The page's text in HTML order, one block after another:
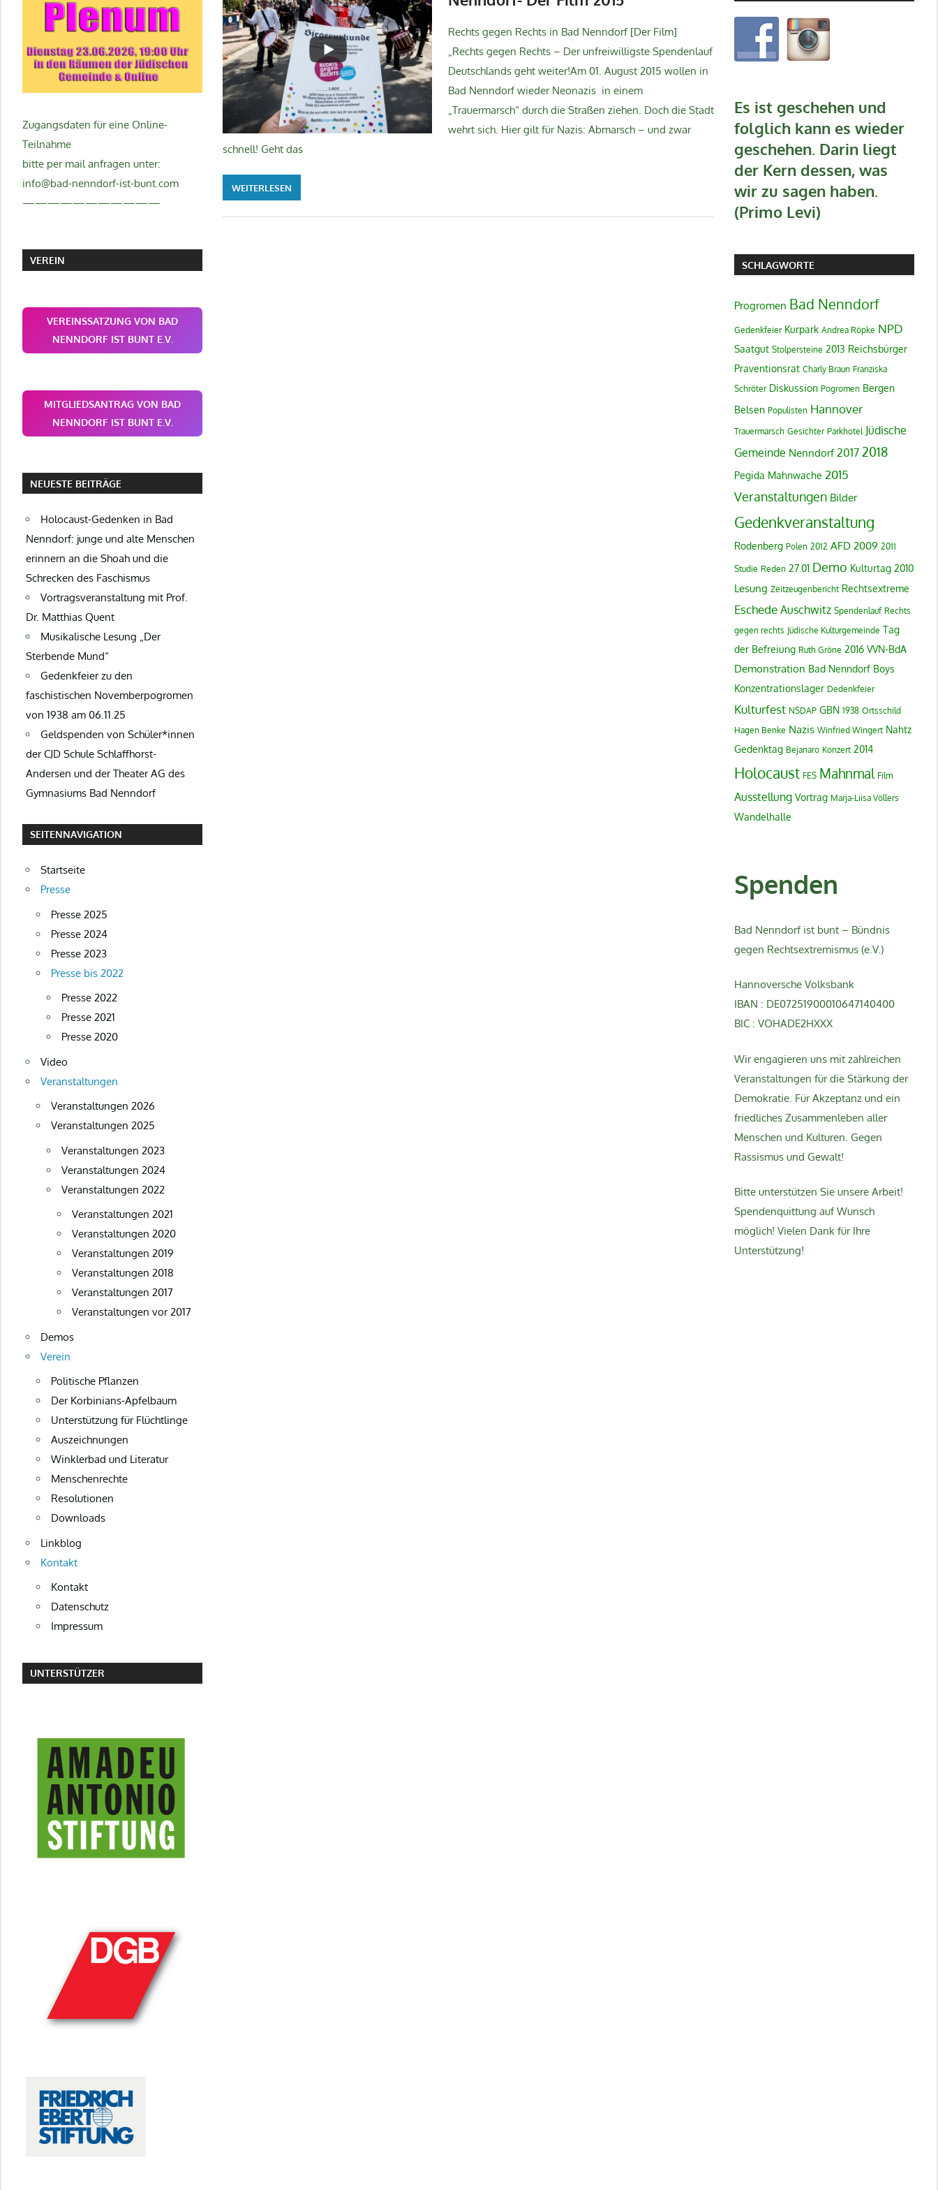
Rechts gegen Rechts in Bad Nenndorf [Der Film]
„Rechts gegen Rechts – Der unfreiwilligste Spendenlauf
Deutschlands geht weiter!Am 01. August 2015 wollen in
Bad Nenndorf wieder Neonazis in einem
„Trauermarsch“ durch die Straßen ziehen. Doch die Stadt
wehrt sich. Hier gilt für Nazis: Abmarsch – und zwar
schnell! Geht das
WEITERLESEN
Zugangsdaten für eine Online-
Teilnahme
bitte per mail anfragen unter:
info@bad-nenndorf-ist-bunt.com
———————————
VEREIN
VEREINSSATZUNG VON BAD
NENNDORF IST BUNT E.V.
MITGLIEDSANTRAG VON BAD
NENNDORF IST BUNT E.V.
NEUESTE BEITRÄGE
Holocaust-Gedenken in Bad
Nenndorf: junge und alte Menschen
erinnern an die Shoah und die
Schrecken des Faschismus
Vortragsveranstaltung mit Prof.
Dr. Matthias Quent
Musikalische Lesung „Der
Sterbende Mund“
Gedenkfeier zu den
faschistischen Novemberpogromen
von 1938 am 06.11.25
Geldspenden von Schüler*innen
der CJD Schule Schlaffhorst-
Andersen und der Theater AG des
Gymnasiums Bad Nenndorf
SEITENNAVIGATION
Startseite
Presse
Presse 2025
Presse 2024
Presse 2023
Presse bis 2022
Presse 2022
Presse 2021
Presse 2020
Video
Veranstaltungen
Veranstaltungen 2026
Veranstaltungen 2025
Veranstaltungen 2023
Veranstaltungen 2024
Veranstaltungen 2022
Veranstaltungen 2021
Veranstaltungen 2020
Veranstaltungen 2019
Veranstaltungen 2018
Veranstaltungen 2017
Veranstaltungen vor 2017
Demos
Verein
Politische Pflanzen
Der Korbinians-Apfelbaum
Unterstützung für Flüchtlinge
Auszeichnungen
Winklerbad und Literatur
Menschenrechte
Resolutionen
Downloads
Linkblog
Kontakt
Kontakt
Datenschutz
Impressum
UNTERSTÜTZER
Es ist geschehen und
folglich kann es wieder
geschehen. Darin liegt
der Kern dessen, was
wir zu sagen haben.
(Primo Levi)
SCHLAGWORTE
Progromen Bad Nenndorf
Gedenkfeier Kurpark Andrea Röpke NPD
Saatgut Stolpersteine 2013 Reichsbürger
Praventionsrat Charly Braun Franziska
Schröter Diskussion Pogromen Bergen
Belsen Populisten Hannover
Trauermarsch Gesichter Parkhotel Jüdische
Gemeinde Nenndorf 2017 2018
Pegida Mahnwache 2015
Veranstaltungen Bilder
Gedenkveranstaltung
Rodenberg Polen 2012 AFD 2009 2011
Studie Reden 27.01 Demo Kulturtag 2010
Lesung Zeitzeugenbericht Rechtsextreme
Eschede Auschwitz Spendenlauf Rechts
gegen rechts Jüdische Kulturgemeinde Tag
der Befreiung Ruth Gröne 2016 VVN-BdA
Demonstration Bad Nenndorf Boys
Konzentrationslager Dedenkfeier
Kulturfest NSDAP GBN 1938 Ortsschild
Hagen Benke Nazis Winfried Wingert Nahtz
Gedenktag Bejanaro Konzert 2014
Holocaust FES Mahnmal Film
Ausstellung Vortrag Marja-Liisa Völlers
Wandelhalle
Spenden
Bad Nenndorf ist bunt – Bündnis
gegen Rechtsextremismus (e.V.)
Hannoversche Volksbank
IBAN : DE07251900010647140400
BIC : VOHADE2HXXX
Wir engagieren uns mit zahlreichen
Veranstaltungen für die Stärkung der
Demokratie. Für Akzeptanz und ein
friedliches Zusammenleben aller
Menschen und Kulturen. Gegen
Rassismus und Gewalt!
Bitte unterstützen Sie unsere Arbeit!
Spendenquittung auf Wunsch
möglich! Vielen Dank für Ihre
Unterstützung!